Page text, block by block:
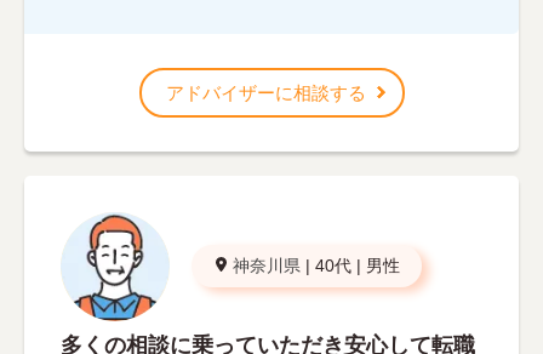
アドバイザーに相談する
神奈川県 | 40代 | 男性
多くの相談に乗っていただき安心して転職